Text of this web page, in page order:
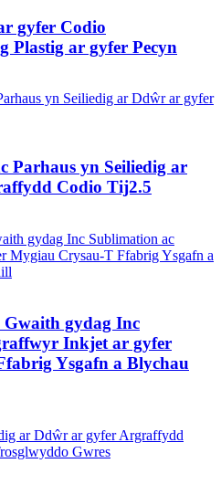
gyfer Codio
Plastig ar gyfer Pecyn
Parhaus yn Seiliedig ar
Codio Tij2.5
gydag Inc
Inkjet ar gyfer
Ysgafn a Blychau